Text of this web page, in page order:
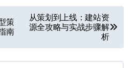
策
南
从策划到上线：建站资
源全攻略与实战步骤解
析